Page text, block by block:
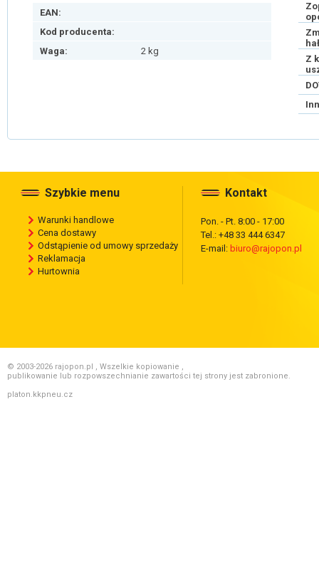
EAN:
Kod producenta:
Waga:
2 kg
Z
Szybkie menu
Warunki handlowe
Cena dostawy
Odstąpienie od umowy sprzedaży
Reklamacja
Hurtownia
Kontakt
Pon. - Pt. 8:00 - 17:00
Tel.: +48 33 444 6347
E-mail: biuro@rajopon.pl
© 2003-2026 rajopon.pl , Wszelkie kopiowanie ,
publikowanie lub rozpowszechnianie zawartości tej strony jest zabronione.
platon.kkpneu.cz